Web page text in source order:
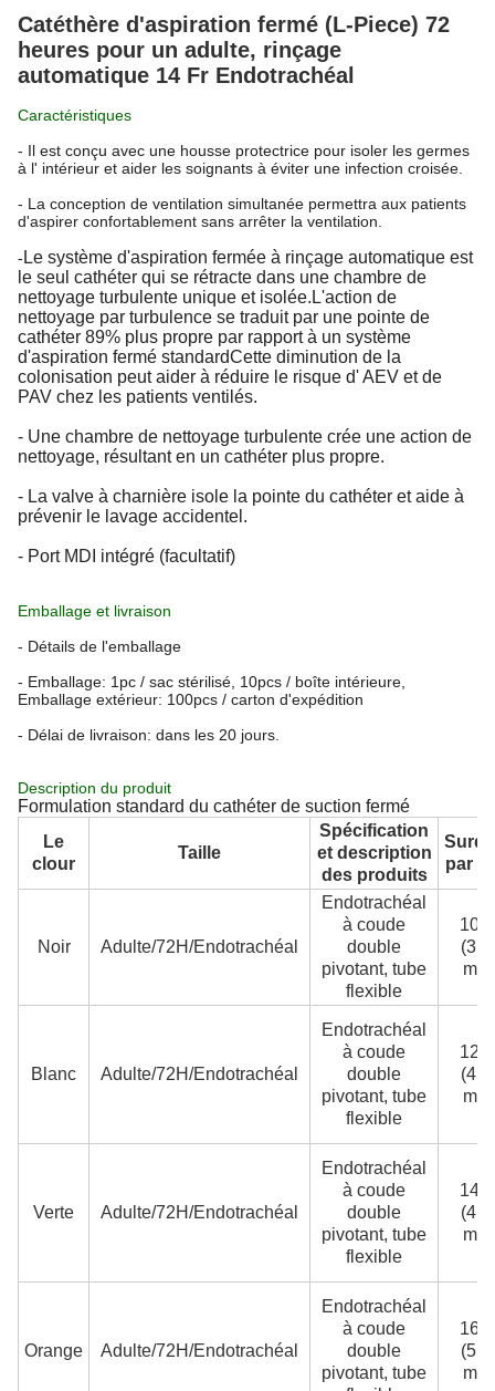
Catéthère d'aspiration fermé (L-Piece) 72
heures pour un adulte, rinçage
automatique 14 Fr Endotrachéal
Caractéristiques
- Il est conçu avec une housse protectrice pour isoler les germes
à l' intérieur et aider les soignants à éviter une infection croisée.
- La conception de ventilation simultanée permettra aux patients
d'aspirer confortablement sans arrêter la ventilation.
- Le système d'aspiration fermée à rinçage automatique est
le seul cathéter qui se rétracte dans une chambre de
nettoyage turbulente unique et isolée.L'action de
nettoyage par turbulence se traduit par une pointe de
cathéter 89% plus propre par rapport à un système
d'aspiration fermé standardCette diminution de la
colonisation peut aider à réduire le risque d' AEV et de
PAV chez les patients ventilés.
- Une chambre de nettoyage turbulente crée une action de
nettoyage, résultant en un cathéter plus propre.
- La valve à charnière isole la pointe du cathéter et aide à
prévenir le lavage accidentel.
- Port MDI intégré (facultatif)
Emballage et livraison
- Détails de l'emballage
- Emballage: 1pc / sac stérilisé, 10pcs / boîte intérieure,
Emballage extérieur: 100pcs / carton d'expédition
- Délai de livraison: dans les 20 jours.
Description du produit
Formulation standard du cathéter de suction fermé
Le
clour
Taille
Spécification
et description
des produits
par
Noir Adulte/72H/Endotrachéal
Endotrachéal
à coude
double
pivotant, tube
flexible
10
Blanc Adulte/72H/Endotrachéal
Endotrachéal
à coude
double
pivotant, tube
flexible
12
Verte Adulte/72H/Endotrachéal
Endotrachéal
à coude
double
pivotant, tube
flexible
14
Orange Adulte/72H/Endotrachéal
Endotrachéal
à coude
double
pivotant, tube
16